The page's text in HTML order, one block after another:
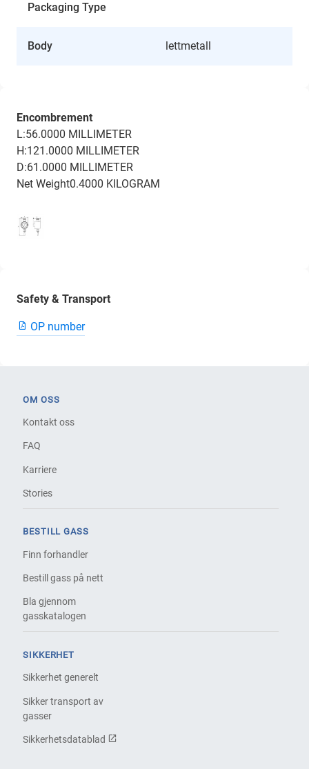
Packaging Type
Body lettmetall
Encombrement
L:56.0000 MILLIMETER
H:121.0000 MILLIMETER
D:61.0000 MILLIMETER
Net Weight0.4000 KILOGRAM
Safety & Transport
OP number
OM OSS
Kontakt oss
FAQ
Karriere
Stories
BESTILL GASS
Finn forhandler
Bestill gass på nett
Bla gjennom
gasskatalogen
SIKKERHET
Sikkerhet generelt
Sikker transport av
gasser
Sikkerhetsdatablad